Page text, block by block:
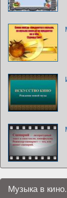
Музыка в